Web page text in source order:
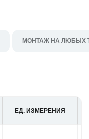
МОНТАЖ НА ЛЮБЫХ
ЕД. ИЗМЕРЕНИЯ